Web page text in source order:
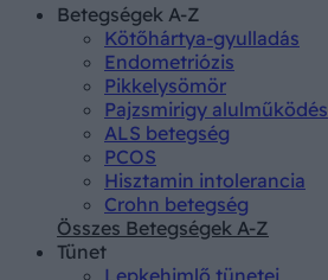
Betegségek A-Z
Kötőhártya-gyulladás
Endometriózis
Pikkelysömör
Pajzsmirigy alulműködés
ALS betegség
PCOS
Hisztamin intolerancia
Crohn betegség
Összes Betegségek A-Z
Tünet
Lepkehimlő tünetei